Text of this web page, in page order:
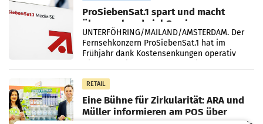
ProSiebenSat.1 spart und macht
überraschend viel Gewinn
UNTERFÖHRING/MAILAND/AMSTERDAM. Der
Fernsehkonzern ProSiebenSat.1 hat im
Frühjahr dank Kostensenkungen operativ
RETAIL
Eine Bühne für Zirkularität: ARA und
Müller informieren am POS über